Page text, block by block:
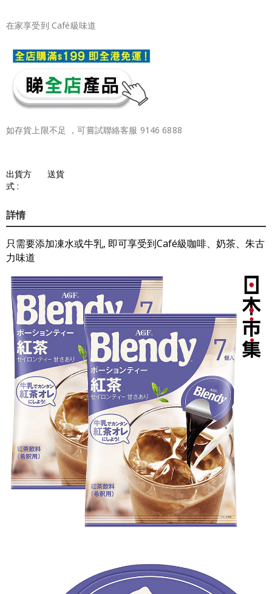
在家享受到 Café級味道
如存貨上限不足 ，可嘗試聯絡客服 9146 6888
出貨方
式 :
送貨
詳情
只需要添加凍水或牛乳, 即可享受到Café級咖啡、奶茶、朱古
力味道